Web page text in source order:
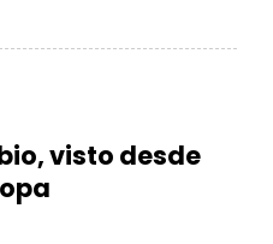
visto desde